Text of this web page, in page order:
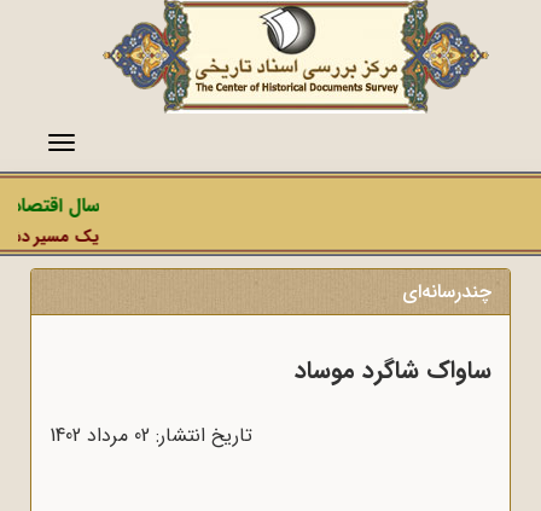
منو
سال
یک مسیر
چندرسانه‌ای
ساواک شاگرد موساد
تاریخ انتشار: 02 مرداد 1402